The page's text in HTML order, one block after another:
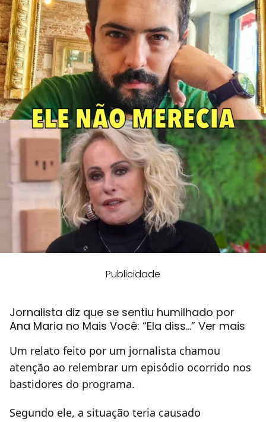
Publicidade
Jornalista diz que se sentiu humilhado por
Ana Maria no Mais Você: “Ela diss…” Ver mais
Um relato feito por um jornalista chamou
atenção ao relembrar um episódio ocorrido nos
bastidores do programa.
Segundo ele, a situação teria causado